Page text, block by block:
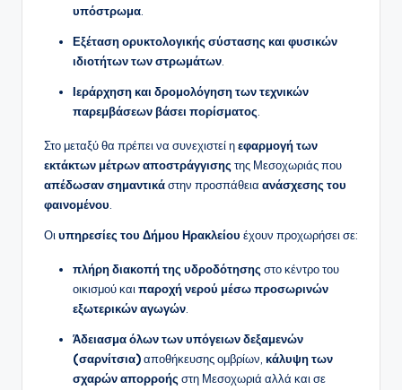
υπόστρωμα
Εξέταση ορυκτολογικής σύστασης και φυσικών
ιδιοτήτων των στρωμάτων
Ιεράρχηση και δρομολόγηση των τεχνικών
παρεμβάσεων βάσει πορίσματος
Στο μεταξύ θα πρέπει να συνεχιστεί ηεφαρμογή των
εκτάκτων μέτρων αποστράγγισης της Μεσοχωριάς που
απέδωσαν σημαντικάστην προσπάθεια ανάσχεσης του
φαινομένου
Οι υπηρεσίες του Δήμου Ηρακλείου έχουν προχωρήσει σε:
πλήρη διακοπή της υδροδότησης στο κέντρο του
οικισμού και παροχή νερού μέσω προσωρινών
εξωτερικών αγωγών
Άδειασμα όλων των υπόγειων δεξαμενών
(σαρνίτσια)αποθήκευσης ομβρίων, κάλυψη των
σχαρών απορροής στη Μεσοχωριά αλλά και σε